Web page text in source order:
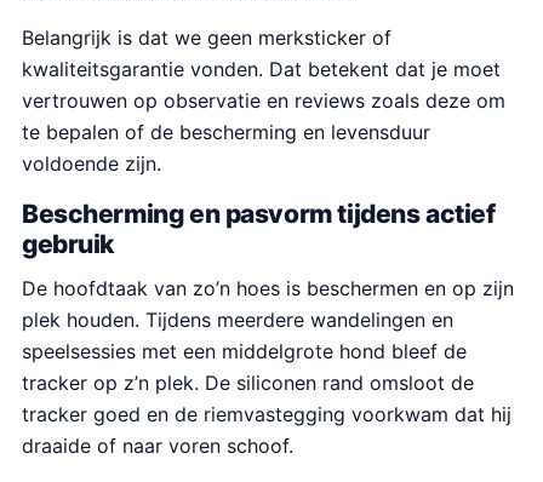
Belangrijk is dat we geen merksticker of
kwaliteitsgarantie vonden. Dat betekent dat je moet
vertrouwen op observatie en reviews zoals deze om
te bepalen of de bescherming en levensduur
voldoende zijn.
Bescherming en pasvorm tijdens actief
gebruik
De hoofdtaak van zo’n hoes is beschermen en op zijn
plek houden. Tijdens meerdere wandelingen en
speelsessies met een middelgrote hond bleef de
tracker op z’n plek. De siliconen rand omsloot de
tracker goed en de riemvastegging voorkwam dat hij
draaide of naar voren schoof.